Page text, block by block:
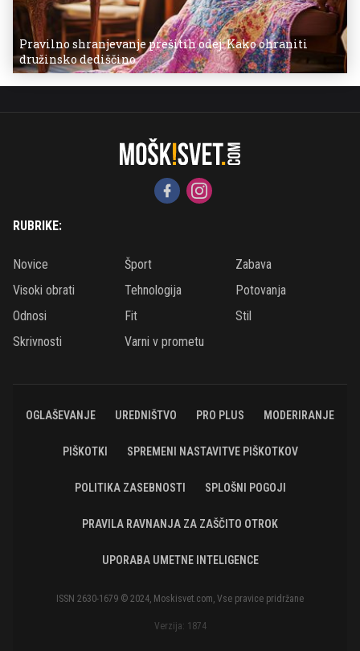
Pravilno shranjevanje prešitih odej: Kako ohraniti
družinsko dediščino
RUBRIKE:
Novice Šport
Zabava
Visoki obrati
Tehnologija
Potovanja
Odnosi
Fit
Stil
Skrivnosti
Varni v prometu
OGLAŠEVANJE UREDNIŠTVO PRO PLUS MODERIRANJE
PIŠKOTKI SPREMENI NASTAVITVE PIŠKOTKOV
POLITIKA ZASEBNOSTI SPLOŠNI POGOJI
PRAVILA RAVNANJA ZA ZAŠČITO OTROK
UPORABA UMETNE INTELIGENCE
ISSN 2630-1679 © 2024, Moskisvet.com, Vse pravice pridržane
Verzija: 1874